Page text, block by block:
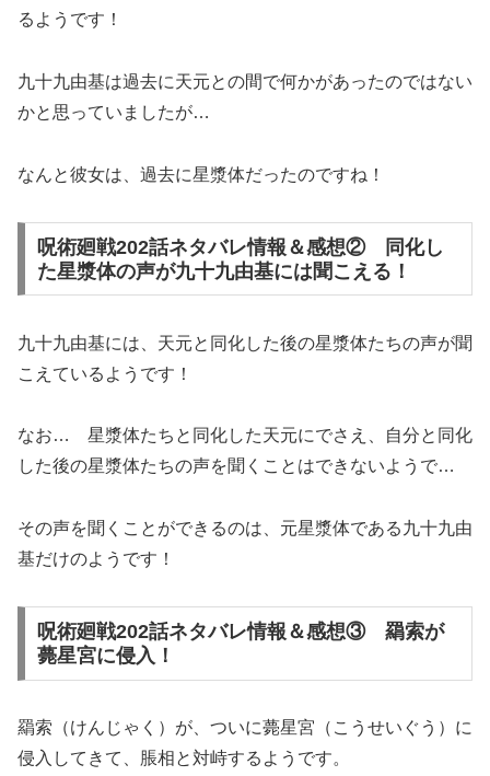
るようです！
九十九由基は過去に天元との間で何かがあったのではない
かと思っていましたが…
なんと彼女は、過去に星漿体だったのですね！
呪術廻戦202話ネタバレ情報＆感想② 同化し
た星漿体の声が九十九由基には聞こえる！
九十九由基には、天元と同化した後の星漿体たちの声が聞
こえているようです！
なお… 星漿体たちと同化した天元にでさえ、自分と同化
した後の星漿体たちの声を聞くことはできないようで…
その声を聞くことができるのは、元星漿体である九十九由
基だけのようです！
呪術廻戦202話ネタバレ情報＆感想③ 羂索が
薨星宮に侵入！
羂索（けんじゃく）が、ついに薨星宮（こうせいぐう）に
侵入してきて、脹相と対峙するようです。